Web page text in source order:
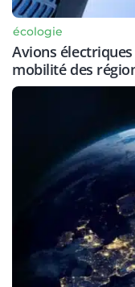
écologie
Avions
mobilité des